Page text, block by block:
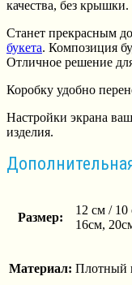
качества, без крышки.
Станет прекрасным
букета. Композиция
Отличное решение
Коробку удобно
Настройки экрана
изделия.
Размер:
12 см /
16см,
Материал: Плотный